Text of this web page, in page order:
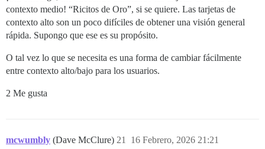
contexto medio! “Ricitos de Oro”, si se quiere. Las tarjetas de
contexto alto son un poco difíciles de obtener una visión general
rápida. Supongo que ese es su propósito.
O tal vez lo que se necesita es una forma de cambiar fácilmente
entre contexto alto/bajo para los usuarios.
2 Me gusta
mcwumbly (Dave McClure) 16 Febrero, 2026 21:21
21